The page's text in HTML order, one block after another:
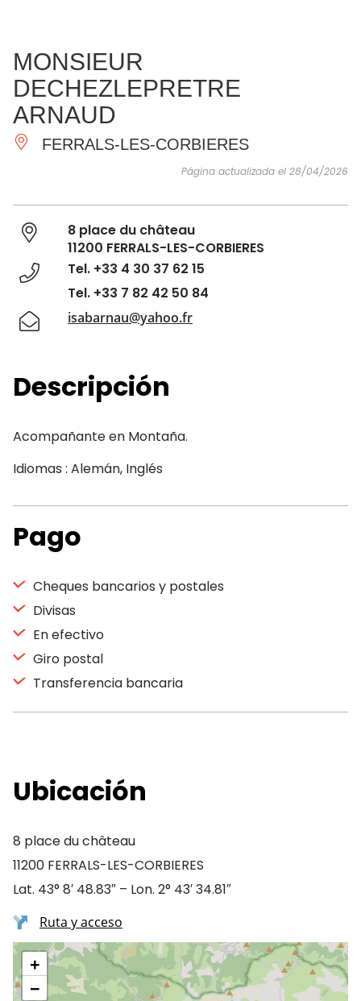
IMPRESCINDIBLES
HACER
MONSIEUR
DECHEZLEPRETRE
ARNAUD
FERRALS-LES-CORBIERES
Página actualizada el 28/04/2026
8 place du château
11200 FERRALS-LES-CORBIERES
Tel. +33 4 30 37 62 15
Tel. +33 7 82 42 50 84
isabarnau@yahoo.fr
Descripción
Acompañante en Montaña.
Idiomas : Alemán, Inglés
Pago
Cheques bancarios y postales
Divisas
En efectivo
Giro postal
Transferencia bancaria
Ubicación
8 place du château
11200 FERRALS-LES-CORBIERES
Lat. 43° 8′ 48.83″ – Lon. 2° 43′ 34.81″
Ruta y acceso
+
−